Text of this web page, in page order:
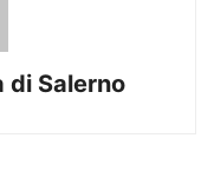
di Salerno